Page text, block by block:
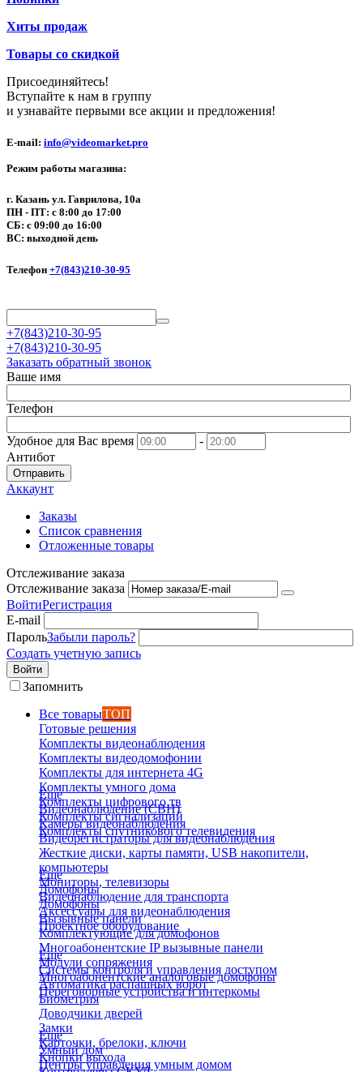
Хиты продаж
Товары со скидкой
Присоединяйтесь!
Вступайте к нам в группу
и узнавайте первыми все акции и предложения!
E-mail: info@videomarket.pro
Режим работы магазина:
г. Казань ул. Гаврилова, 10а
ПН - ПТ: с 8:00 до 17:00
СБ: с 09:00 до 16:00
ВС: выходной день
Телефон +7(843)210-30-95
+7(843)210-30-95
+7(843)210-30-95
Заказать обратный звонок
Ваше имя
Телефон
Удобное для Вас время
-
Антибот
Отправить
Аккаунт
Заказы
Список сравнения
Отложенные товары
Отслеживание заказа
Отслеживание заказа
ВойтиРегистрация
E-mail
ПарольЗабыли пароль?
Создать учетную запись
Войти
Запомнить
Все товарыТОП
Готовые решения
Комплекты видеонаблюдения
Комплекты видеодомофонии
Комплекты для интернета 4G
Комплекты умного дома
Комплекты цифрового тв
Комплекты сигнализаций
Комплекты спутникового телевидения
Еще
Видеонаблюдение (СВН)
Камеры видеонаблюдения
Видеорегистраторы для видеонаблюдения
Жесткие диски, карты памяти, USB накопители,
компьютеры
Мониторы, телевизоры
Видеонаблюдение для транспорта
Аксессуары для видеонаблюдения
Проектное оборудование
Еще
Домофоны
Домофоны
Вызывные панели
Комплектующие для домофонов
Многоабонентские IP вызывные панели
Модули сопряжения
Многоабонентские аналоговые домофоны
Переговорные устройства и интеркомы
Еще
Системы контроля и управления доступом
Автоматика распашных ворот
Биометрия
Доводчики дверей
Замки
Карточки, брелоки, ключи
Кнопки выхода
Еще
Умный дом
Центры управления умным домом